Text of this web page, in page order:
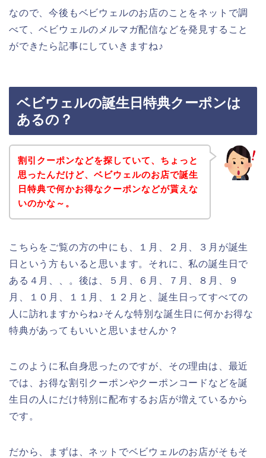
なので、今後もベビウェルのお店のことをネットで調
べて、ベビウェルのメルマガ配信などを発見すること
ができたら記事にしていきますね♪
ベビウェルの誕生日特典クーポンは
あるの？
割引クーポンなどを探していて、ちょっと
思ったんだけど、ベビウェルのお店で誕生
日特典で何かお得なクーポンなどが貰えな
いのかな～。
こちらをご覧の方の中にも、１月、２月、３月が誕生
日という方もいると思います。それに、私の誕生日で
ある４月、、。後は、５月、６月、７月、８月、９
月、１０月、１１月、１２月と、誕生日ってすべての
人に訪れますからね♪そんな特別な誕生日に何かお得な
特典があってもいいと思いませんか？
このように私自身思ったのですが、その理由は、最近
では、お得な割引クーポンやクーポンコードなどを誕
生日の人にだけ特別に配布するお店が増えているから
です。
だから、まずは、ネットでベビウェルのお店がそもそ